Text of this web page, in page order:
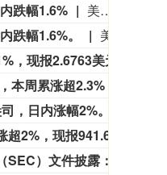
跌幅1.6%
美铜暗盘跌破6.7美元，日内跌幅1.6%。
跌幅1.6%。
本周累涨超2.3%
，日内涨幅2%。